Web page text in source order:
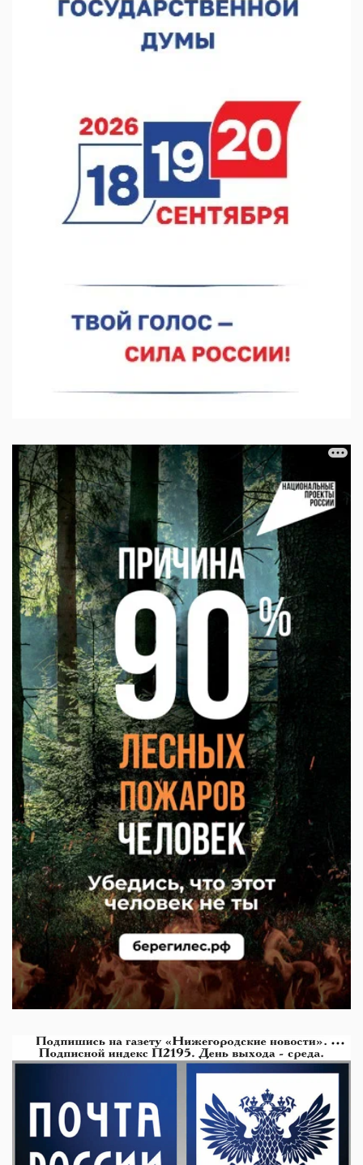
07.08.2026 12:15
В Нижнем Новгороде прошло совещание Росгвардии
07.08.2026 12:04